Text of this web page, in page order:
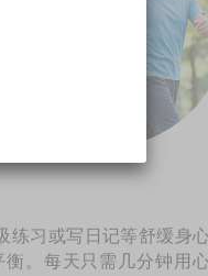
练习或写日记等舒缓身
。每天只需几分钟用